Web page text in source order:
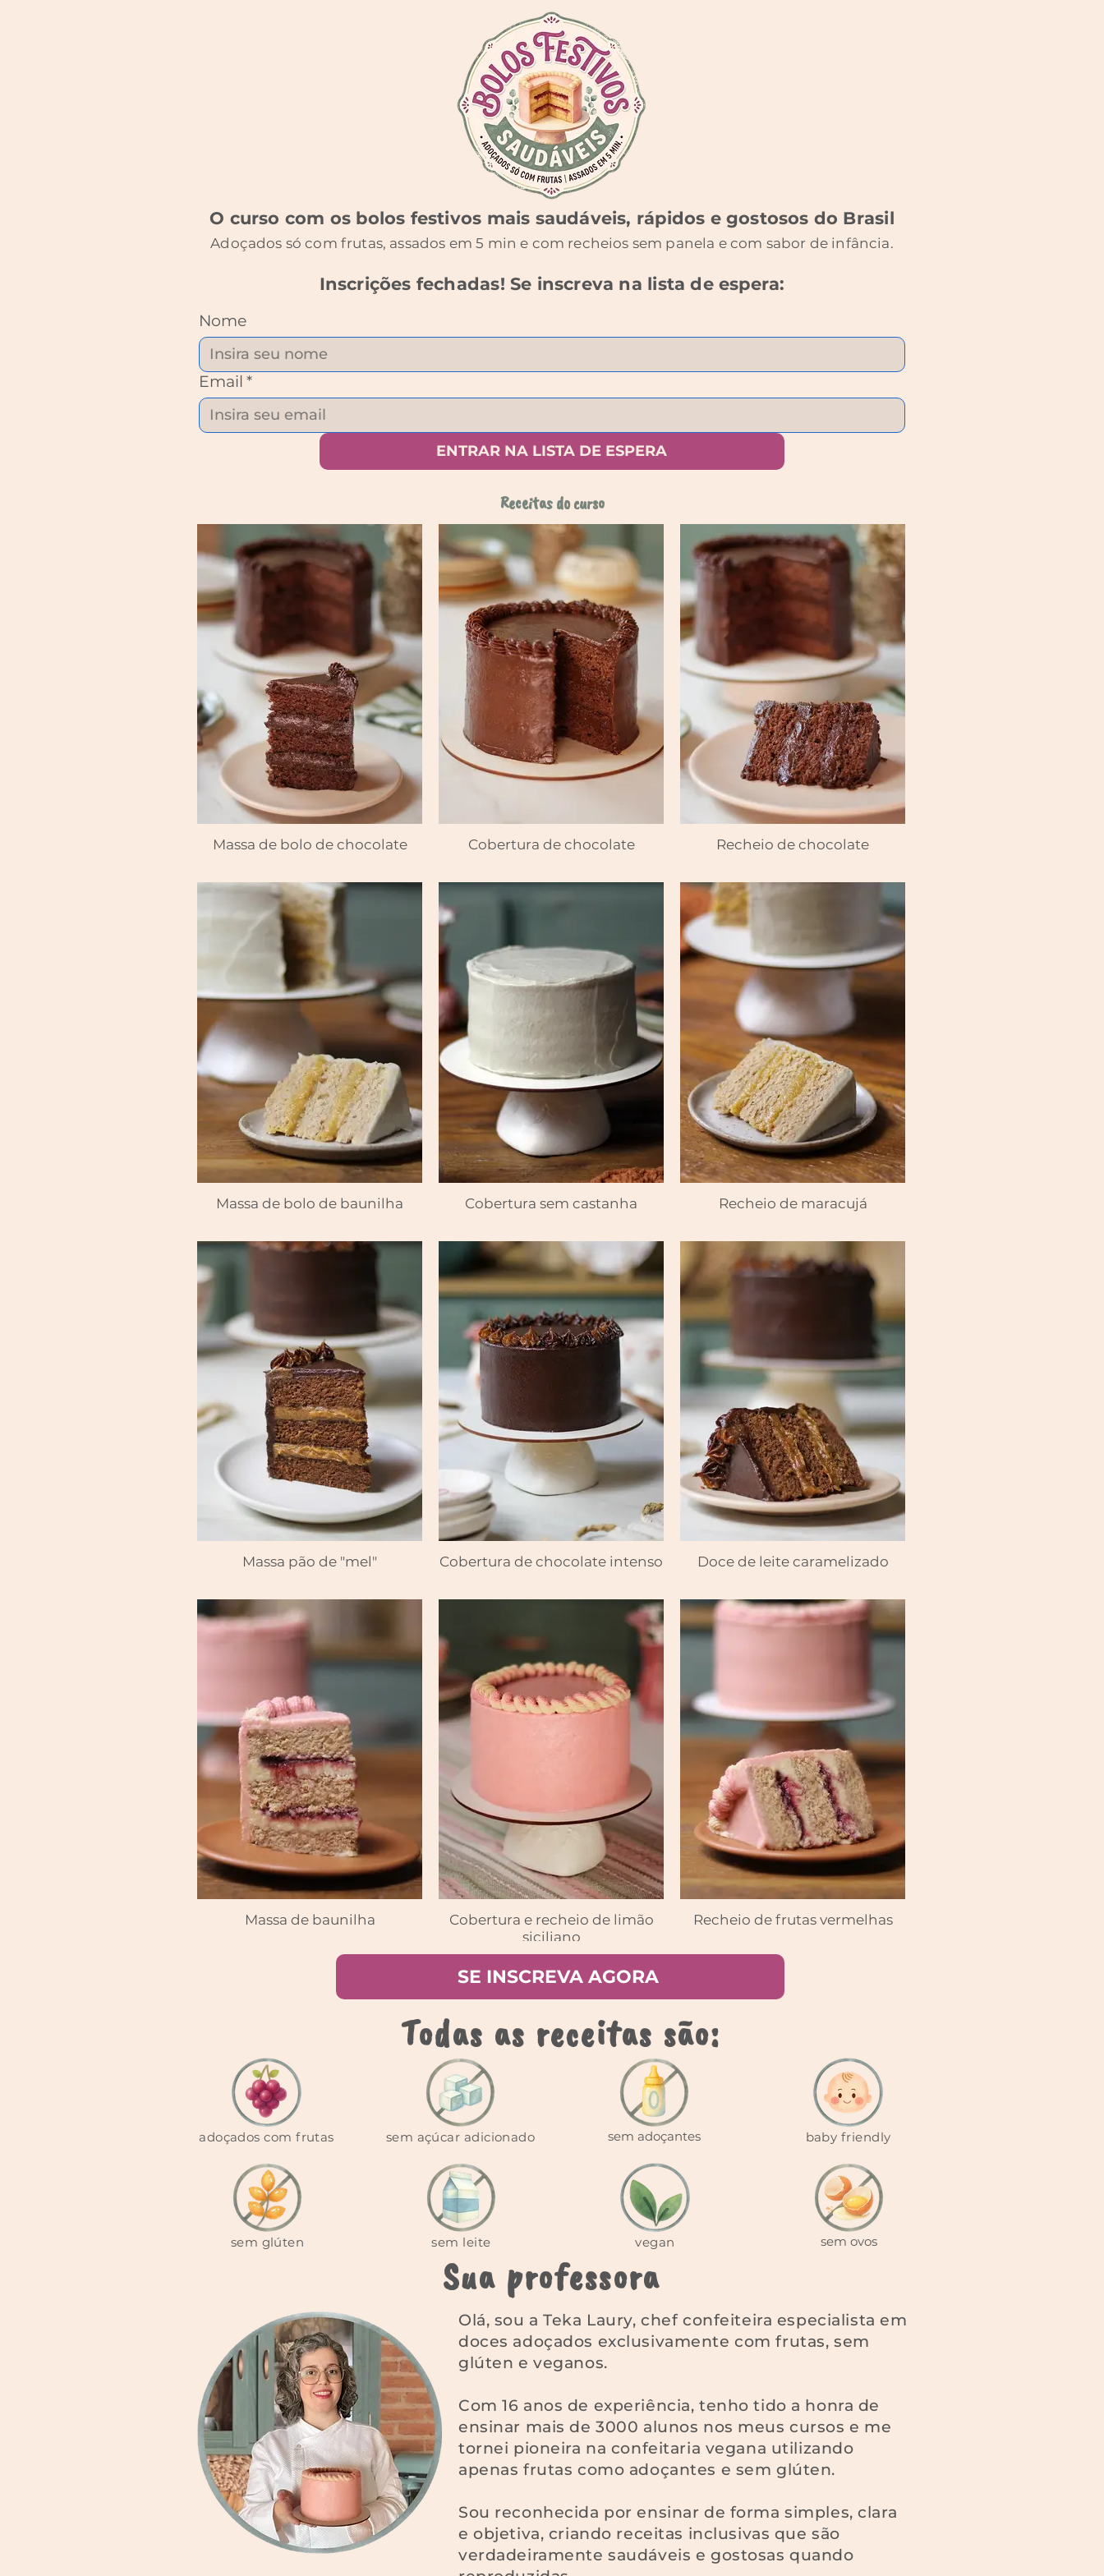
O curso com os bolos festivos mais saudáveis, rápidos e gostosos do Brasil
Adoçados só com frutas, assados em 5 min e com recheios sem panela e com sabor de infância.
Inscrições fechadas! Se inscreva na lista de espera:
Nome
Email *
ENTRAR NA LISTA DE ESPERA
Receitas do curso
Massa de bolo de chocolate Cobertura de chocolate Recheio de chocolate
Massa de bolo de baunilha Cobertura sem castanha Recheio de maracujá
Massa pão de "mel" Cobertura de chocolate intenso Doce de leite caramelizado
Massa de baunilha
Cobertura e recheio de limão
siciliano
Recheio de frutas vermelhas
SE INSCREVA AGORA
Todas as receitas são:
adoçados com frutas sem açúcar adicionado sem adoçantes baby friendly
sem glúten sem leite vegan sem ovos
Sua professora
Olá, sou a Teka Laury, chef confeiteira especialista em
doces adoçados exclusivamente com frutas, sem
glúten e veganos.
Com 16 anos de experiência, tenho tido a honra de
ensinar mais de 3000 alunos nos meus cursos e me
tornei pioneira na confeitaria vegana utilizando
apenas frutas como adoçantes e sem glúten.
Sou reconhecida por ensinar de forma simples, clara
e objetiva, criando receitas inclusivas que são
verdadeiramente saudáveis e gostosas quando